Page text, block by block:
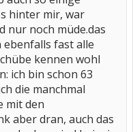
hinter mir, war
nur noch müde.das
fast alle
kennen wohl
ich bin schon 63
die manchmal
mit den
aber dran, auch das